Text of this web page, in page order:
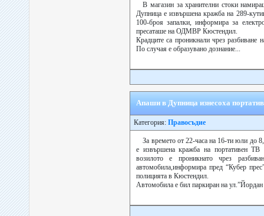
В магазин за хранителни стоки
Дупница е извършена кражба на 289-
100-броя запалки, информира за
пресаташе на ОДМВР Кюстендил.
Крадците са проникнали чрез разбиване
По случая е образувано дознание...
Апаши в Дупница изнесоха
Категория: Правосъдие
За времето от 22-часа на 16-ти юли до
е извършена кражба на портативен
возилото е проникнато чрез
автомобила,информира пред “Кубер
полицията в Кюстендил.
Автомобила е бил паркиран на